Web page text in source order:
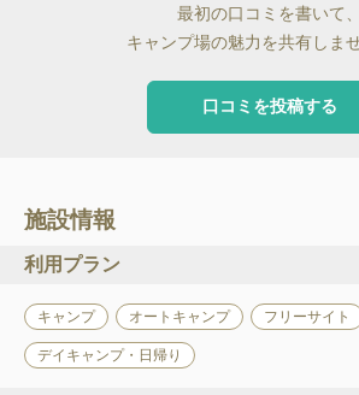
最初の口コミを書いて、
キャンプ場の魅力を共有しま
口コミを投稿する
施設情報
利用プラン
キャンプ オートキャンプ フリーサイト
デイキャンプ・日帰り